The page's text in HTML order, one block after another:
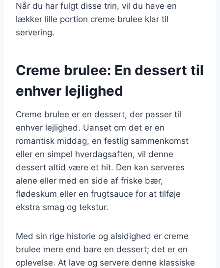
Når du har fulgt disse trin, vil du have en
lækker lille portion creme brulee klar til
servering.
Creme brulee: En dessert til
enhver lejlighed
Creme brulee er en dessert, der passer til
enhver lejlighed. Uanset om det er en
romantisk middag, en festlig sammenkomst
eller en simpel hverdagsaften, vil denne
dessert altid være et hit. Den kan serveres
alene eller med en side af friske bær,
flødeskum eller en frugtsauce for at tilføje
ekstra smag og tekstur.
Med sin rige historie og alsidighed er creme
brulee mere end bare en dessert; det er en
oplevelse. At lave og servere denne klassiske